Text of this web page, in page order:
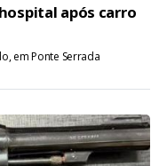
após carro
em Ponte Serrada